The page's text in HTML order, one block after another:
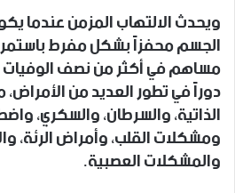
ويحدث الالتهاب المزمن عندما
الجسم محفزاً بشكل مفرط
مساهم في أكثر من نصف الوفيات
دوراً في تطور العديد من
الذاتية، والسرطان، والسكري،
ومشكلات القلب، وأمراض الرئة،
والمشكلات العصبية.